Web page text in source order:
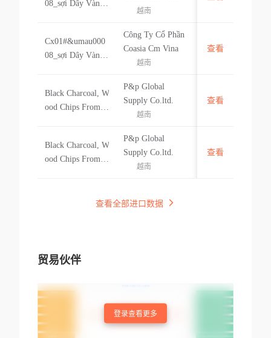
08_sợi Dây Vàng
amera, Đường Kín
h 0.8mil. Tái Xuất
越南
Cx01#&umau000
08_sợi Dây Vàng
amera, Đường Kín
h 0.8mil. Tái Xuất
Công Ty Cổ Phần
Coasia Cm Vina
越南
越南
查看
Black Charcoal, W
ood Chips From
Trees, Mango Tre
es... Garden Plants
In 30kg/bag And 2
P&p Global
Supply Co.ltd.
越南
越南
查看
Black Charcoal, W
ood Chips From
Trees, Mango Tre
In 30kg/bag And 2
ew Product#&vn
P&p Global
Supply Co.ltd.
越南
越南
查看
查看全部进口数据
贸易伙伴
登录查看更多